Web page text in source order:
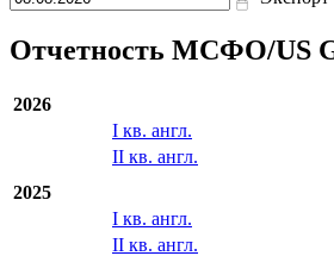
Отчетность МСФО/US
2026
I кв. англ.
II кв. англ.
2025
I кв. англ.
II кв. англ.